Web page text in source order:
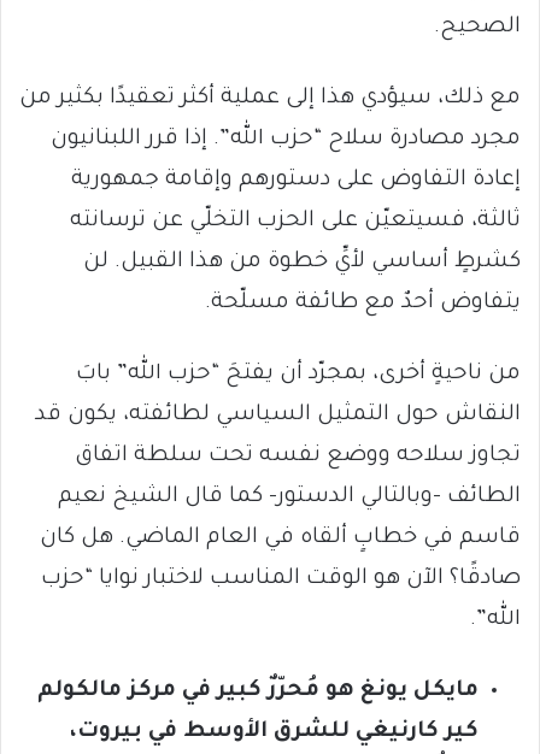
الصحيح.
مع ذلك، سيؤدي هذا إلى عملية أكثر تعقيدًا بكثير من
مجرد مصادرة سلاح “حزب الله”. إذا قرر اللبنانيون
إعادة التفاوض على دستورهم وإقامة جمهورية
ثالثة، فسيتعيّن على الحزب التخلّي عن ترسانته
كشرطٍ أساسي لأيِّ خطوة من هذا القبيل. لن
يتفاوض أحدٌ مع طائفة مسلّحة.
من ناحيةٍ أخرى، بمجرّد أن يفتحَ “حزب الله” بابَ
النقاش حول التمثيل السياسي لطائفته، يكون قد
تجاوز سلاحه ووضع نفسه تحت سلطة اتفاق
الطائف -وبالتالي الدستور- كما قال الشيخ نعيم
قاسم في خطابٍ ألقاه في العام الماضي. هل كان
صادقًا؟ الآن هو الوقت المناسب لاختبار نوايا “حزب
الله”.
مايكل يونغ هو مُحرّرٌ كبير في مركز مالكولم
كير كارنيغي للشرق الأوسط في بيروت،